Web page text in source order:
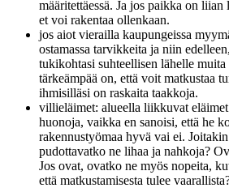
määritettäessä. Ja jos paikka on
et voi rakentaa ollenkaan.
jos aiot vierailla kaupungeissa
ostamassa tarvikkeita ja niin
tukikohtasi suhteellisen lähelle
tärkeämpää on, että voit matkustaa
ihmisilläsi on raskaita taakkoja.
villieläimet: alueella liikkuvat
huonoja, vaikka en sanoisi, että he
rakennustyömaa hyvä vai ei.
pudottavatko ne lihaa ja nahkoja?
Jos ovat, ovatko ne myös nopeita,
että matkustamisesta tulee